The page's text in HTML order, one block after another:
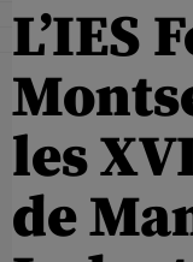
L’IES
les
de